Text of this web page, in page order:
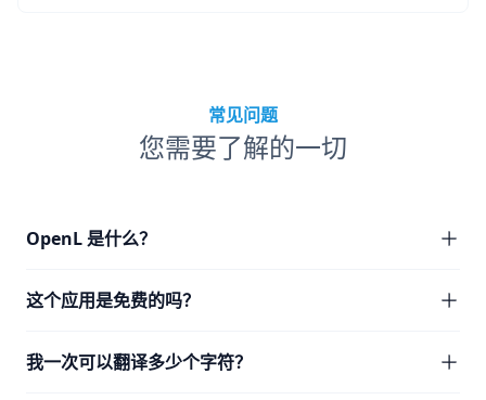
常见问题
您需要了解的一切
OpenL 是什么？
这个应用是免费的吗？
我一次可以翻译多少个字符？